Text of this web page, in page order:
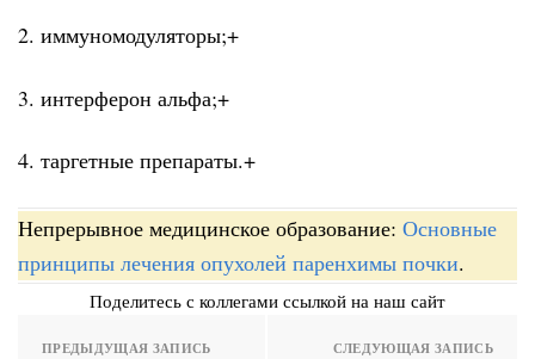
2. иммуномодуляторы;+
3. интерферон альфа;+
4. таргетные препараты.+
Непрерывное медицинское образование: Основные
принципы лечения опухолей паренхимы почки.
Поделитесь с коллегами ссылкой на наш сайт
ПРЕДЫДУЩАЯ ЗАПИСЬ СЛЕДУЮЩАЯ ЗАПИСЬ